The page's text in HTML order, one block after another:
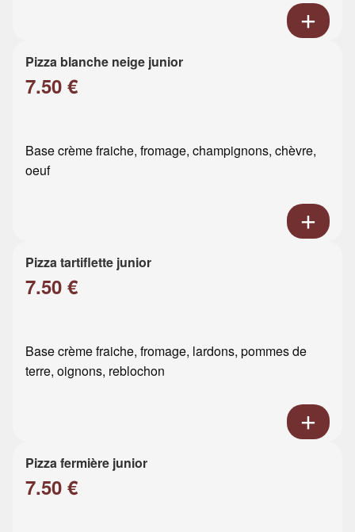
Pizza blanche neige junior
7.50 €
Base crème fraiche, fromage, champignons, chèvre,
oeuf
Pizza tartiflette junior
7.50 €
Base crème fraiche, fromage, lardons, pommes de
terre, oignons, reblochon
Pizza fermière junior
7.50 €